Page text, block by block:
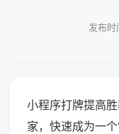
发布
小程序打牌提高
家，快速成为一